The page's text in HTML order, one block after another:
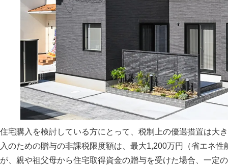
住宅購入を検討している方にとって、税制上の優遇措置は大
入のための贈与の非課税限度額は、最大1,200万円（省エネ
が、親や祖父母から住宅取得資金の贈与を受けた場合、一定